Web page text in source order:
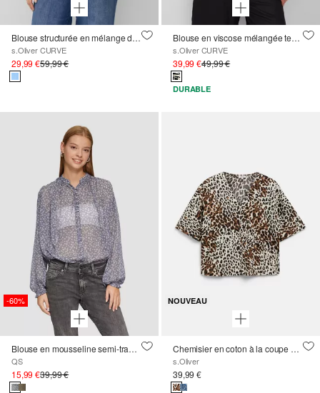
Blouse structurée en mélange de viscose, coupe décontractée
s.Oliver CURVE
29,99 €59,99 €
Blouse en viscose mélangée texturée, à imprimé
s.Oliver CURVE
39,99 €49,99 €
DURABLE
-60%
Blouse en mousseline semi-transparente à manches bouffantes
QS
15,99 €39,99 €
NOUVEAU
Chemisier en coton à la coupe décontractée
s.Oliver
39,99 €